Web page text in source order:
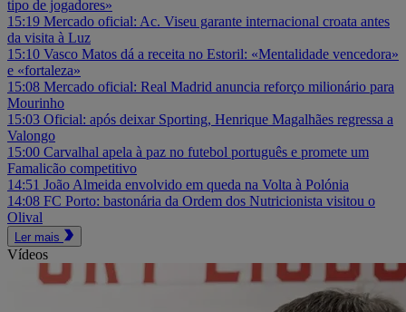
tipo de jogadores»
15:19 Mercado oficial: Ac. Viseu garante internacional croata antes
da visita à Luz
15:10 Vasco Matos dá a receita no Estoril: «Mentalidade vencedora»
e «fortaleza»
15:08 Mercado oficial: Real Madrid anuncia reforço milionário para
Mourinho
15:03 Oficial: após deixar Sporting, Henrique Magalhães regressa a
Valongo
15:00 Carvalhal apela à paz no futebol português e promete um
Famalicão competitivo
14:51 João Almeida envolvido em queda na Volta à Polónia
14:08 FC Porto: bastonária da Ordem dos Nutricionista visitou o
Olival
Ler mais
Vídeos